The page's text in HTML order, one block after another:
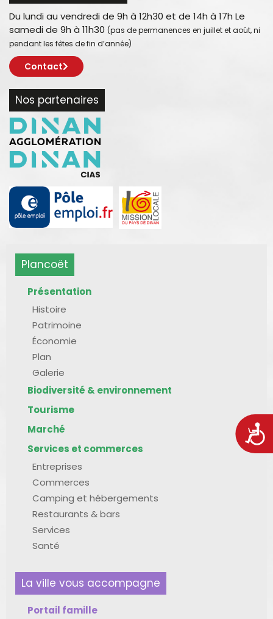
Du lundi au vendredi de 9h à 12h30 et de 14h à 17h Le
samedi de 9h à 11h30 (pas de permanences en juillet et août, ni
pendant les fêtes de fin d’année)
Contact
Nos partenaires
Plancoët
Présentation
Histoire
Patrimoine
Économie
Plan
Galerie
Biodiversité & environnement
Tourisme
Marché
Services et commerces
Entreprises
Commerces
Camping et hébergements
Restaurants & bars
Services
Santé
La ville vous accompagne
Portail famille